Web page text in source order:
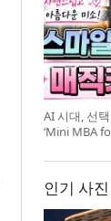
AI 시대, 선
‘Mini MBA
인기 사진